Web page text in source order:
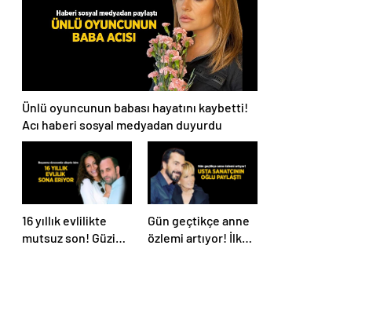
paylaştı
Ünlü oyuncunun babası hayatını kaybetti!
Acı haberi sosyal medyadan duyurdu
16 yıllık evlilikte
mutsuz son! Güzide
Gün geçtikçe anne
özlemi artıyor! İlker